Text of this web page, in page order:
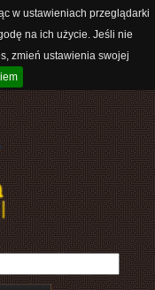
w ustawieniach przeglądarki
na ich użycie. Jeśli nie
zmień ustawienia swojej